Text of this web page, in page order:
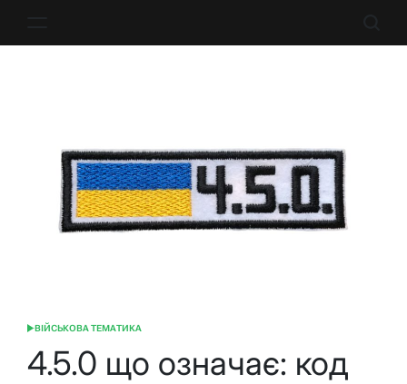
ОПУБЛІКУВАТИ
ВІЙСЬКОВА ТЕМАТИКА
4.5.0 що означає: код